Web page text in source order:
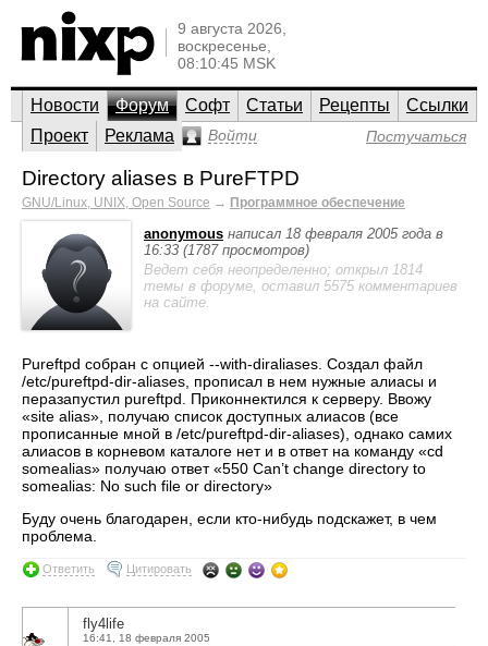
9 августа 2026,
воскресенье,
08:10:45 MSK
Новости Форум Софт Статьи Рецепты
Ссылки
Проект
Реклама Войти Постучаться
Directory aliases в PureFTPD
GNU/Linux, UNIX, Open Source → Программное обеспечение
anonymous написал 18 февраля 2005 года в
16:33 (1787 просмотров)
Ведет себя неопределенно; открыл 1814
темы в форуме, оставил 5575 комментариев
на сайте.
Pureftpd собран с опцией --with-diraliases. Создал файл
/etc/pureftpd-dir-aliases, прописал в нем нужные алиасы и
перазапустил pureftpd. Приконнектился к серверу. Ввожу
«site alias», получаю список доступных алиасов (все
прописанные мной в /etc/pureftpd-dir-aliases), однако самих
алиасов в корневом каталоге нет и в ответ на команду «cd
somealias» получаю ответ «550 Can’t change directory to
somealias: No such file or directory»
Буду очень благодарен, если кто-нибудь подскажет, в чем
проблема.
Ответить Цитировать
fly4life
16:41, 18 февраля 2005